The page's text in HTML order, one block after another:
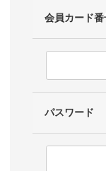
会員カード番
パスワード